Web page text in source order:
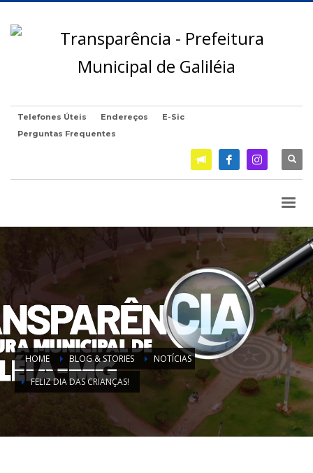
Telefones Úteis Endereços
E-Sic
Perguntas Frequentes
HOME BLOG & STORIES
NOTÍCIAS
FELIZ DIA DAS CRIANÇAS!